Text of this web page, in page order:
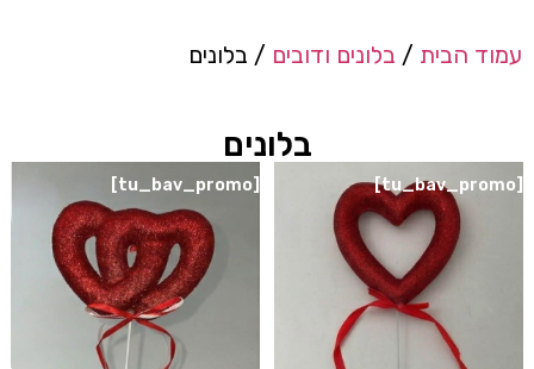
עמוד הבית / בלונים ודובים / בלונים
בלונים
[tu_bav_promo]
[tu_bav_promo]